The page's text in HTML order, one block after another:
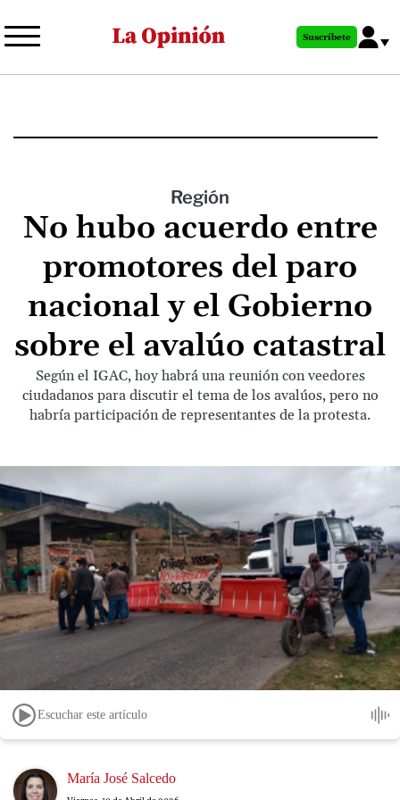
al
principal
Suscríbete
Región
No hubo acuerdo entre
promotores del paro
nacional y el Gobierno
sobre el avalúo catastral
Según el IGAC, hoy habrá una reunión con veedores
ciudadanos para discutir el tema de los avalúos, pero no
habría participación de representantes de la protesta.
Escuchar este artículo
Image María José Salcedo